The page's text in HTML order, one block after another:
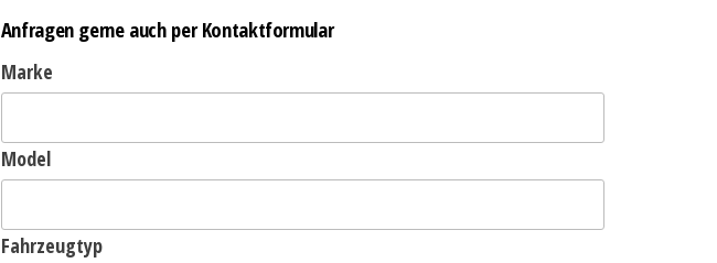
Anfragen gerne auch per Kontaktformular
Marke
Model
Fahrzeugtyp